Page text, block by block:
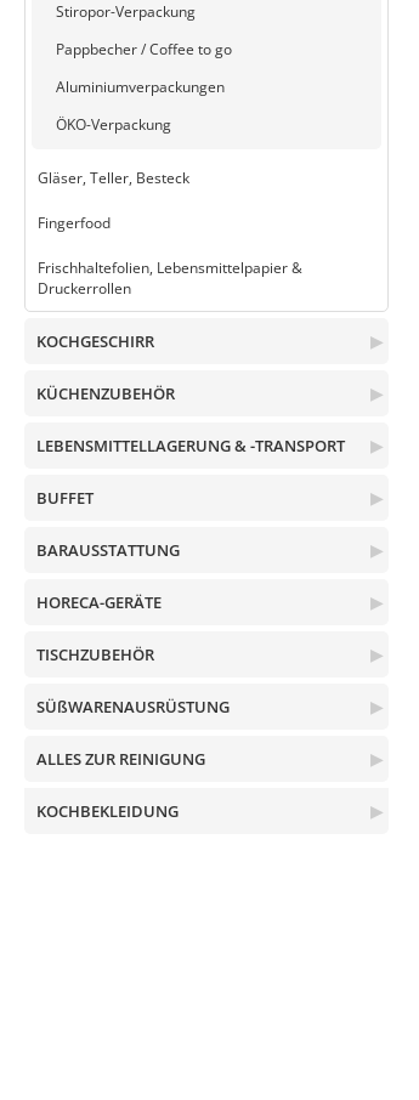
Stiropor-Verpackung
Pappbecher / Coffee to go
Aluminiumverpackungen
ÖKO-Verpackung
Gläser, Teller, Besteck
Fingerfood
Frischhaltefolien, Lebensmittelpapier &
Druckerrollen
▶
KOCHGESCHIRR
▶
KÜCHENZUBEHÖR
▶
LEBENSMITTELLAGERUNG & -TRANSPORT
▶
BUFFET
▶
BARAUSSTATTUNG
▶
HORECA-GERÄTE
▶
TISCHZUBEHÖR
▶
SÜßWARENAUSRÜSTUNG
▶
ALLES ZUR REINIGUNG
▶
KOCHBEKLEIDUNG